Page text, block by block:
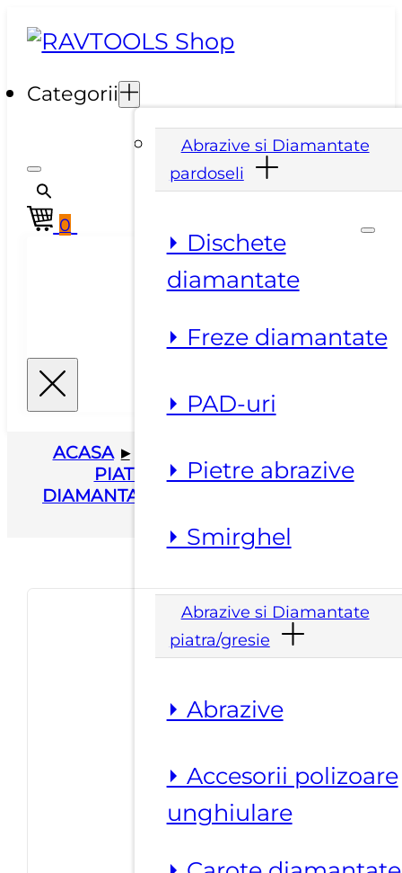
Categorii
Abrazive si Diamantate
pardoseli
⏵ Dischete
diamantate
⏵ Freze diamantate
⏵ PAD-uri
⏵ Pietre abrazive
⏵ Smirghel
Abrazive si Diamantate
piatra/gresie
⏵ Abrazive
⏵ Accesorii polizoare
unghiulare
0
ACASA ▸
PIATRA/GRESIE ▸ DISCURI
DIAMANTATE